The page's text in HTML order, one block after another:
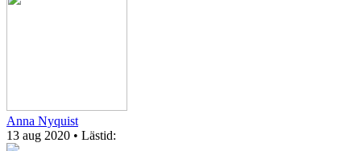
Anna Nyquist
13 aug 2020 • Lästid: